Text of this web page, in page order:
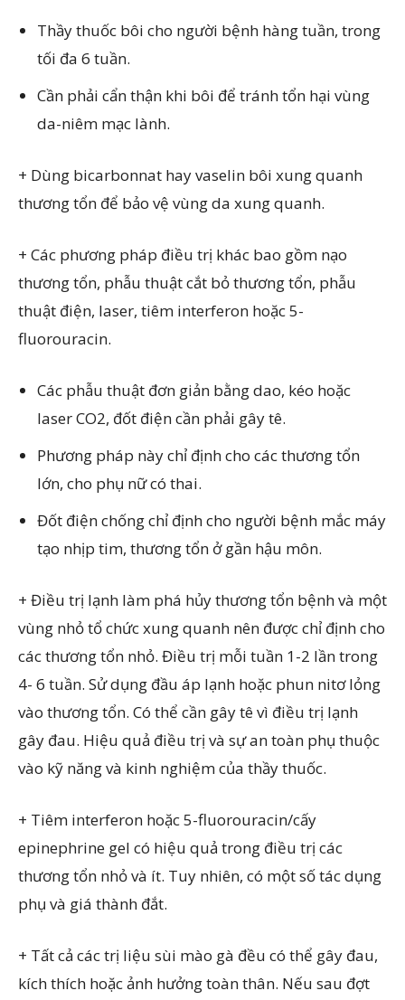
Thầy thuốc bôi cho người bệnh hàng tuần, trong
tối đa 6 tuần.
Cần phải cẩn thận khi bôi để tránh tổn hại vùng
da-niêm mạc lành.
+ Dùng bicarbonnat hay vaselin bôi xung quanh
thương tổn để bảo vệ vùng da xung quanh.
+ Các phương pháp điều trị khác bao gồm nạo
thương tổn, phẫu thuật cắt bỏ thương tổn, phẫu
thuật điện, laser, tiêm interferon hoặc 5-
fluorouracin.
Các phẫu thuật đơn giản bằng dao, kéo hoặc
laser CO2, đốt điện cần phải gây tê.
Phương pháp này chỉ định cho các thương tổn
lớn, cho phụ nữ có thai.
Đốt điện chống chỉ định cho người bệnh mắc máy
tạo nhịp tim, thương tổn ở gần hậu môn.
+ Điều trị lạnh làm phá hủy thương tổn bệnh và một
vùng nhỏ tổ chức xung quanh nên được chỉ định cho
các thương tổn nhỏ. Điều trị mỗi tuần 1-2 lần trong
4- 6 tuần. Sử dụng đầu áp lạnh hoặc phun nitơ lỏng
vào thương tổn. Có thể cần gây tê vì điều trị lạnh
gây đau. Hiệu quả điều trị và sự an toàn phụ thuộc
vào kỹ năng và kinh nghiệm của thầy thuốc.
+ Tiêm interferon hoặc 5-fluorouracin/cấy
epinephrine gel có hiệu quả trong điều trị các
thương tổn nhỏ và ít. Tuy nhiên, có một số tác dụng
phụ và giá thành đắt.
+ Tất cả các trị liệu sùi mào gà đều có thể gây đau,
kích thích hoặc ảnh hưởng toàn thân. Nếu sau đợt